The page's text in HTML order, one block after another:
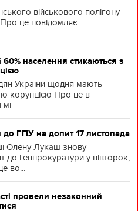
військового полігону
це повідомляє
населення стикаються з
України щодня мають
корупцією Про це в
ГПУ на допит 17 листопада
Олену Лукаш знову
до Генпрокуратури у вівторок,
во...
провели незаконний